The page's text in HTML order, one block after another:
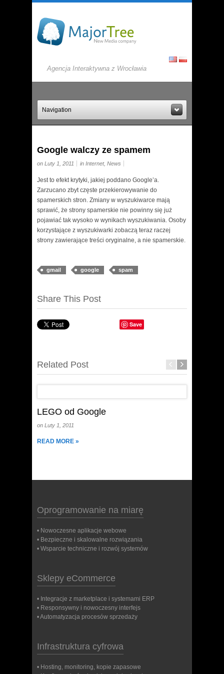
Agencja Interaktywna z Wrocławia
Navigation
Google walczy ze spamem
on Luty 1, 2011 in Internet, News
Jest to efekt krytyki, jakiej poddano Google’a.
Zarzucano zbyt częste przekierowywanie do
spamerskich stron. Zmiany w wyszukiwarce mają
sprawić, że strony spamerskie nie powinny się już
pojawiać tak wysoko w wynikach wyszukiwania. Osoby
korzystające z wyszukiwarki zobaczą teraz raczej
strony zawierające treści oryginalne, a nie spamerskie.
gmail google spam
Share This Post
Save
Related Post
LEGO od Google
on Luty 1, 2011
READ MORE »
Oprogramowanie na miarę
• Nowoczesne aplikacje webowe
• Bezpieczne i skalowalne rozwiązania
• Wsparcie techniczne i rozwój systemów
Sklepy eCommerce
• Integracje z marketplace i systemami ERP
• Responsywny i nowoczesny interfejs
• Automatyzacja procesów sprzedaży
Infrastruktura cyfrowa
• Hosting, monitoring, kopie zapasowe